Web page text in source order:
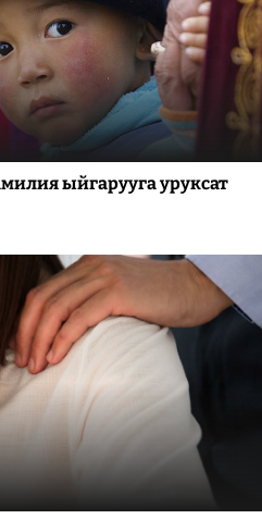
ыйгарууга уруксат